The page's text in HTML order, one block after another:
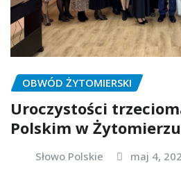
OBWÓD ŻYTOMIERSKI
Uroczystości
Polskim w Żytomierzu
Słowo Polskie maj 4,